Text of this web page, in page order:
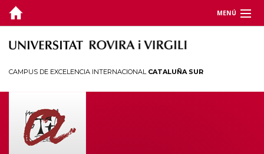
MENÚ
DEPARTAMENTO
INVESTIGACIÓN
JORNADAS Y CONGRESOS
TERRITORIO
CAMPUS DE EXCELENCIA INTERNACIONAL CATALUÑA SUR